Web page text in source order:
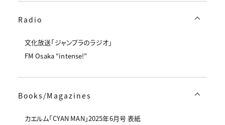
Radio
文化放送「ジャンプラのラジオ」
FM Osaka “intense!”
Books/Magazines
カエルム「CYAN MAN」2025年6月号 表紙